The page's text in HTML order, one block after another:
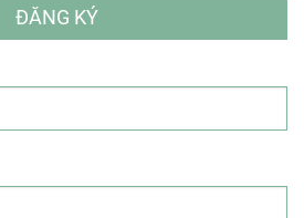
ĐĂNG KÝ